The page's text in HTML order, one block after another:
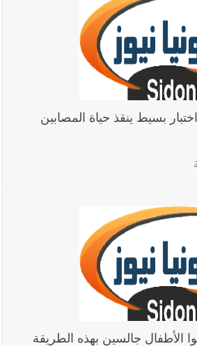
بسيط ينقذ حياة المصابين
الأطفال جالسين بهذه الطريقة